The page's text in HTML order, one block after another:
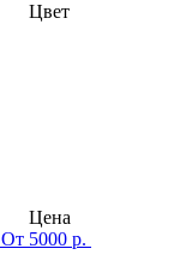
Цвет
Цена
От 5000 р.